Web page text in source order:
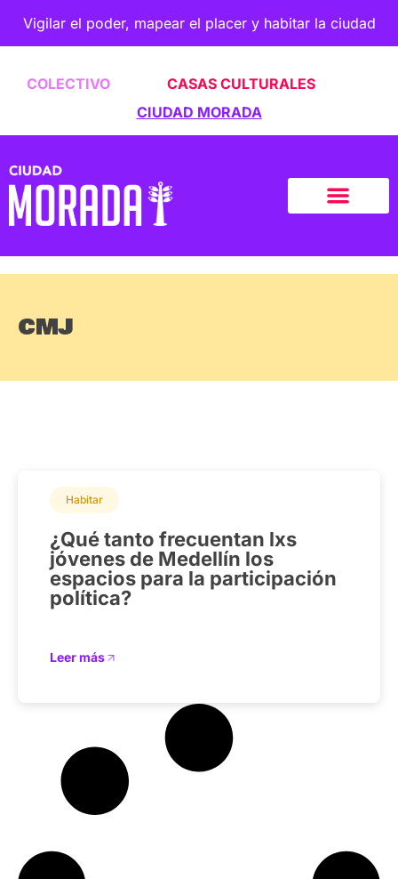
Vigilar el poder, mapear el placer y habitar la ciudad
COLECTIVO
CASAS CULTURALES
CIUDAD MORADA
CMJ
Habitar
¿Qué tanto frecuentan lxs
jóvenes de Medellín los
espacios para la participación
política?
Leer más